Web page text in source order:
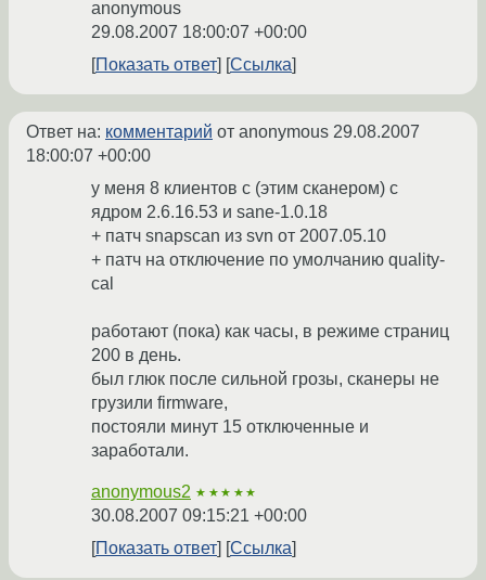
anonymous
29.08.2007 18:00:07 +00:00
Показать ответ
Ссылка
Ответ на: комментарий от anonymous 29.08.2007
18:00:07 +00:00
у меня 8 клиентов с (этим сканером) с
ядром 2.6.16.53 и sane-1.0.18
+ патч snapscan из svn от 2007.05.10
+ патч на отключение по умолчанию quality-
cal
работают (пока) как часы, в режиме страниц
200 в день.
был глюк после сильной грозы, сканеры не
грузили firmware,
постояли минут 15 отключенные и
заработали.
anonymous2 ★★★★★
30.08.2007 09:15:21 +00:00
Показать ответ
Ссылка